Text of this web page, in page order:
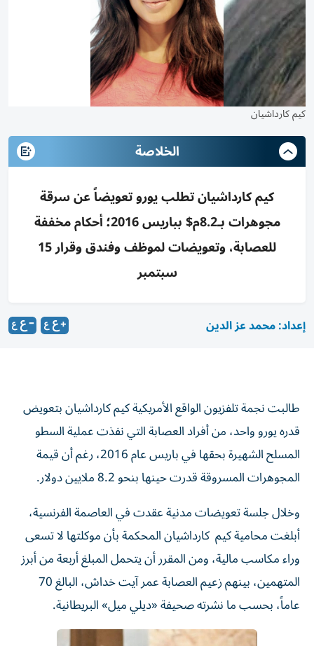
كيم كارداشيان
الخلاصة
كيم كارداشيان تطلب يورو تعويضاً عن سرقة
مجوهرات بـ8.2م$ بباريس 2016؛ أحكام مخففة
للعصابة، وتعويضات لموظف وفندق وقرار 15
سبتمبر
إعداد: محمد عز الدين
طالبت نجمة تلفزيون الواقع الأمريكية كيم كارداشيان بتعويض
قدره يورو واحد، من أفراد العصابة التي نفذت عملية السطو
المسلح الشهيرة بحقها في باريس عام 2016، رغم أن قيمة
المجوهرات المسروقة قدرت حينها بنحو 8.2 ملايين دولار.
وخلال جلسة تعويضات مدنية عقدت في العاصمة الفرنسية،
أبلغت محامية كيم كارداشيان المحكمة بأن موكلتها لا تسعى
وراء مكاسب مالية، ومن المقرر أن يتحمل المبلغ أربعة من أبرز
المتهمين، بينهم زعيم العصابة عمر آيت خداش، البالغ 70
عاماً، بحسب ما نشرته صحيفة «ديلي ميل» البريطانية.